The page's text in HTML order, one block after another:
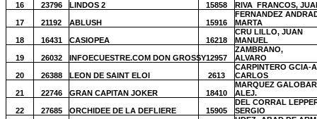
16
23796 LINDOS 2 15858 RIVA FRANCOS,
17 21192 ABLUSH 15916
FERNANDEZ
MARTA
18 16431 CASIOPEA 16218
CRU LILLO, JUAN
MANUEL
19 26032 INFOECUESTRE.COM DON GROSSY12957
ZAMBRANO,
ALVARO
20 26388 LEON DE SAINT ELOI 2613
CARPINTERO GCIA-
CARLOS
21 22746 GRAN CAPITAN JOKER 18410
MARQUEZ
ALEJ.
22 27685 ORCHIDEE DE LA DEFLIERE 15905
DEL CORRAL
SERGIO